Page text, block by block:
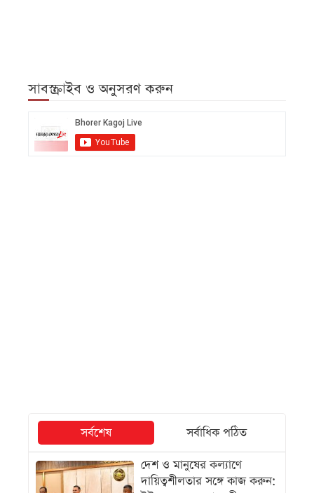
সাবস্ক্রাইব ও অনুসরণ করুন
সর্বশেষ
সর্বাধিক পঠিত
দেশ ও মানুষের কল্যাণে
দায়িত্বশীলতার সঙ্গে কাজ করুন: